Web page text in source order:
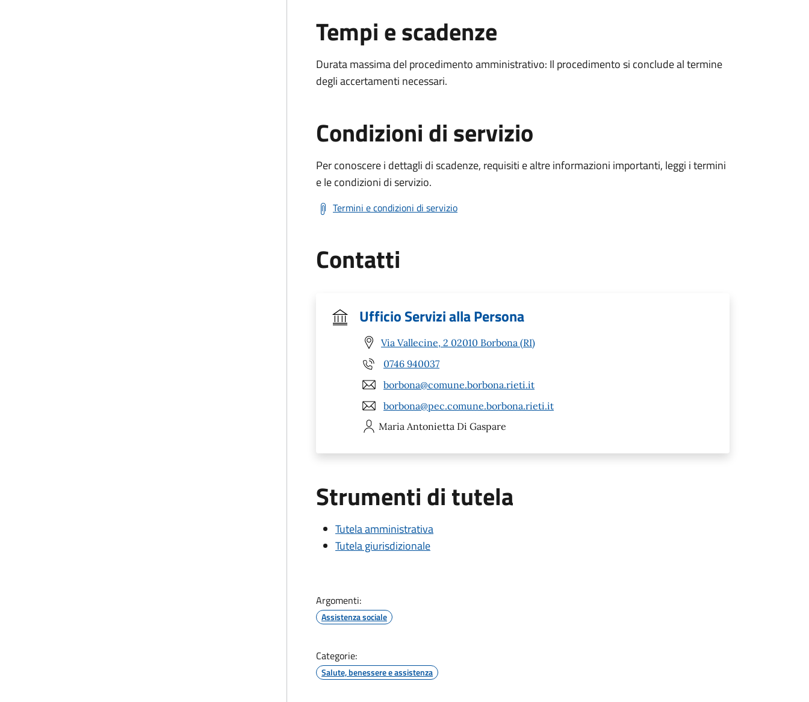
Tempi e scadenze
Durata massima del procedimento amministrativo: Il procedimento si conclude al termine
degli accertamenti necessari.
Condizioni di servizio
Per conoscere i dettagli di scadenze, requisiti e altre informazioni importanti, leggi i termini
e le condizioni di servizio.
Termini e condizioni di servizio
Contatti
Ufficio Servizi alla Persona
Via Vallecine, 2 02010 Borbona (RI)
0746 940037
borbona@comune.borbona.rieti.it
borbona@pec.comune.borbona.rieti.it
Maria Antonietta Di Gaspare
Strumenti di tutela
Tutela amministrativa
Tutela giurisdizionale
Argomenti:
Assistenza sociale
Categorie:
Salute, benessere e assistenza